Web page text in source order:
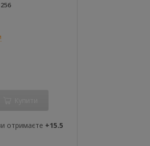
256
отримаєте +15.5